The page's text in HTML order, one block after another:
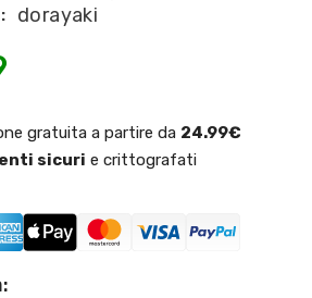
dorayaki
gratuita a partire da 24.99€
sicuri e crittografati